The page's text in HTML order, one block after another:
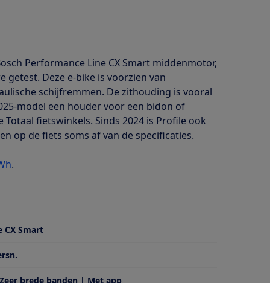
Performance Line CX Smart middenmotor,
getest. Deze e-bike is voorzien van
schijfremmen. De zithouding is vooral
model een houder voor een bidon of
fietswinkels. Sinds 2024 is Profile ook
op de fiets soms af van de specificaties.
.
CX Smart
brede banden | Met app